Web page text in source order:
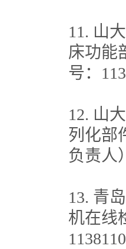
11. 山
床功能
号：
12. 山
列化部
负责人
13. 青
机在线